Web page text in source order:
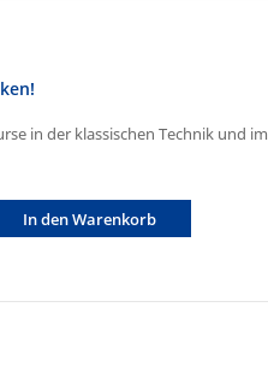
in der klassischen Technik und im
In den Warenkorb